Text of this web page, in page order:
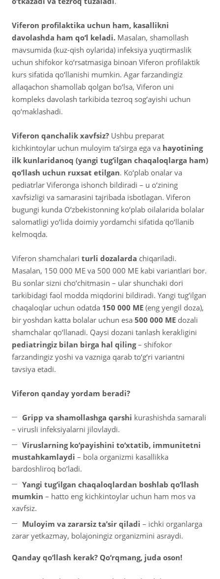
Viferon profilaktika uchun ham, kasallikni
davolashda ham qo‘l keladi. Masalan, shamollash
mavsumida (kuz-qish oylarida) infeksiya yuqtirmaslik
uchun shifokor ko‘rsatmasiga binoan Viferon profilaktik
kurs sifatida qo‘llanishi mumkin. Agar farzandingiz
allaqachon shamollab qolgan bo‘lsa, Viferon uni
kompleks davolash tarkibida tezroq sog‘ayishi uchun
qo‘maklashadi.
Viferon qanchalik xavfsiz? Ushbu preparat
kichkintoylar uchun muloyim ta’sirga ega va hayotining
ilk kunlaridanoq (yangi tug‘ilgan chaqaloqlarga ham)
qo‘llash uchun ruxsat etilgan. Ko‘plab onalar va
pediatrlar Viferonga ishonch bildiradi – u o‘zining
xavfsizligi va samarasini tajribada isbotlagan. Viferon
bugungi kunda O‘zbekistonning ko‘plab oilalarida bolalar
salomatligi yo‘lida doimiy yordamchi sifatida qo‘llanib
kelmoqda.
Viferon shamchalari turli dozalarda chiqariladi.
Masalan, 150 000 ME va 500 000 ME kabi variantlari bor.
Bu sonlar sizni cho‘chitmasin – ular shunchaki dori
tarkibidagi faol modda miqdorini bildiradi. Yangi tug‘ilgan
chaqaloqlar uchun odatda 150 000 ME (eng yengil doza),
bir yoshdan katta bolalar uchun esa 500 000 ME dozali
shamchalar qo‘llanadi. Qaysi dozani tanlash kerakligini
pediatringiz bilan birga hal qiling– shifokor
farzandingiz yoshi va vazniga qarab to‘g‘ri variantni
tavsiya etadi.
Viferon qanday yordam beradi?
Gripp va shamollashga qarshi kurashishda samarali
– virusli infeksiyalarni jilovlaydi.
Viruslarning ko‘payishini to‘xtatib, immunitetni
mustahkamlaydi – bola organizmi kasallikka
bardoshliroq bo‘ladi.
Yangi tug‘ilgan chaqaloqlardan boshlab qo‘llash
mumkin – hatto eng kichkintoylar uchun ham mos va
xavfsiz.
Muloyim va zararsiz ta’sir qiladi – ichki organlarga
zarar yetkazmay, bolajoningiz organizmini asraydi.
Qanday qo‘llash kerak? Qo‘rqmang, juda oson!